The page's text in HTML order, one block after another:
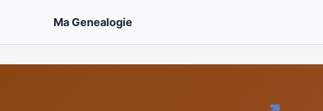
Ma Genealogie